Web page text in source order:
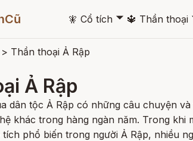
🧚 Cổ tích 🞃 🔱 Thần thoại
> Thần thoại Ả Rập
Ả Rập
dân tộc Ả Rập có những câu chuyện
khác trong hàng ngàn năm. Trong
phổ biến trong người Ả Rập, nhiều